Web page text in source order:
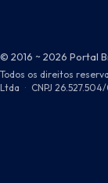
© 2016 ~ 2026 Portal
Todos os direitos
Ltda · CNPJ